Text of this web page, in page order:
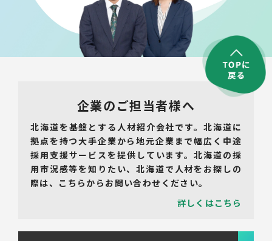
企業のご担当者様へ
北海道を基盤とする人材紹介会社です。北海道に
拠点を持つ大手企業から地元企業まで幅広く中途
採用支援サービスを提供しています。北海道の採
用市況感等を知りたい、北海道で人材をお探しの
際は、こちらからお問い合わせください。
詳しくはこちら